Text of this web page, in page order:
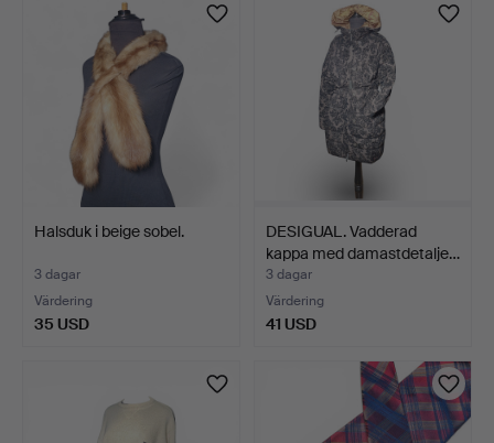
Halsduk i beige sobel.
3 dagar
Värdering
35 USD
DESIGUAL. Vadderad
kappa med damastdetalje…
3 dagar
Värdering
41 USD